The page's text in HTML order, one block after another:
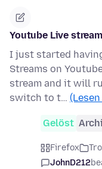
Youtube Live
I just started
Streams on
stream and it will
switch to t…
Gelöst
Firefox
JohnD212